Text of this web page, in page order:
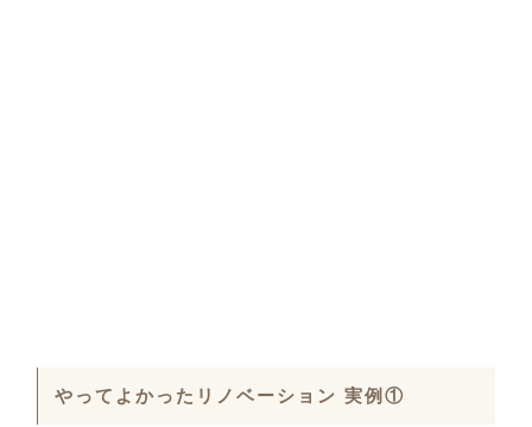
やってよかったリノベーション 実例①